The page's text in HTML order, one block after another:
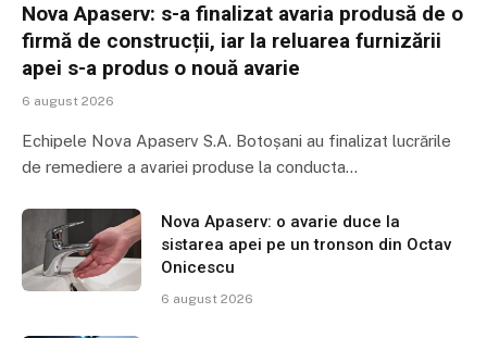
Nova Apaserv: s-a finalizat avaria produsă de o
firmă de construcții, iar la reluarea furnizării
apei s-a produs o nouă avarie
6 august 2026
Echipele Nova Apaserv S.A. Botoșani au finalizat lucrările
de remediere a avariei produse la conducta…
Nova Apaserv: o avarie duce la
sistarea apei pe un tronson din Octav
Onicescu
6 august 2026